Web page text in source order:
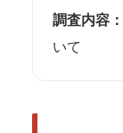
調査内容：
いて